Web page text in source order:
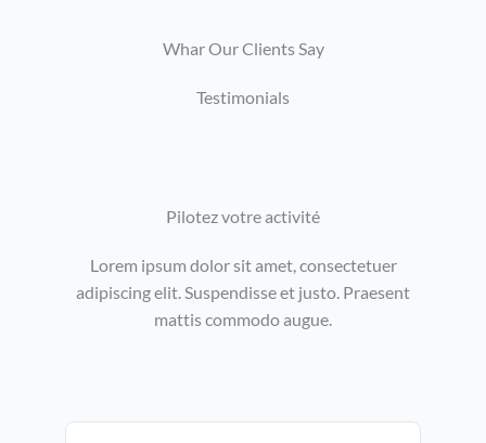
Whar Our Clients Say
Testimonials
Pilotez votre activité
Lorem ipsum dolor sit amet, consectetuer
adipiscing elit. Suspendisse et justo. Praesent
mattis commodo augue.​